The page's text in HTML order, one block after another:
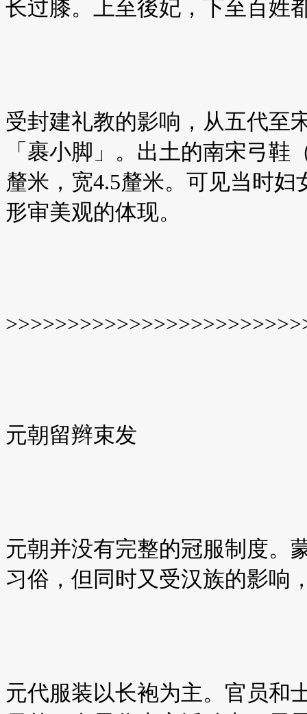
长过膝。上至後妃，下至百姓
受封建礼教的影响，从五代至
「裹小脚」。出土的南宋弓鞋
釐米，宽4.5釐米。可见当时
形审美观的体现。
元朝留辫束发
元朝并没有完整的冠服制度。
习俗，但同时又受汉族的影响
元代服装以长袍为主。官员和